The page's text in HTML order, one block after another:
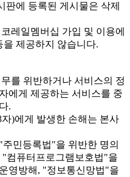
판에 등록된 게시물은 삭제
레일멤버십 가입 및 이용에
제공하지 않습니다.
를 위반하거나 서비스의 정
에게 제공하는 서비스를 중
.
)에게 발생한 손해는 본사
민등록법"을 위반한 명의
컴퓨터프로그램보호법"을
영방해, "정보통신망법"을